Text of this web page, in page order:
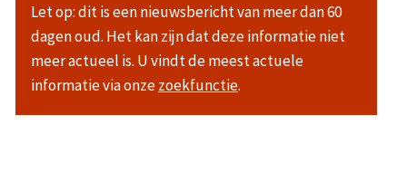
Let op: dit is een nieuwsbericht van meer dan 60
dagen oud. Het kan zijn dat deze informatie niet
meer actueel is. U vindt de meest actuele
informatie via onzezoekfunctie.